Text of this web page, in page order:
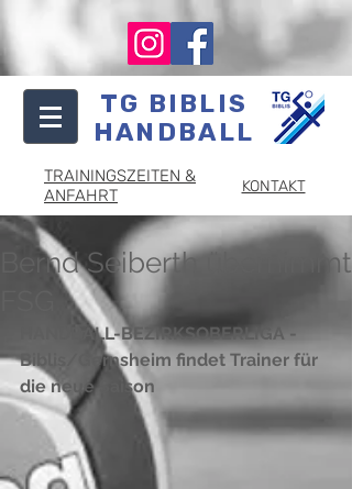
TG BIBLIS
HANDBALL
TRAININGSZEITEN &
ANFAHRT
KONTAKT
Bernd Seiberth übernimmt
HANDBALL-BEZIRKSOBERLIGA -
Biblis/Gernsheim findet Trainer für
die neue Saison